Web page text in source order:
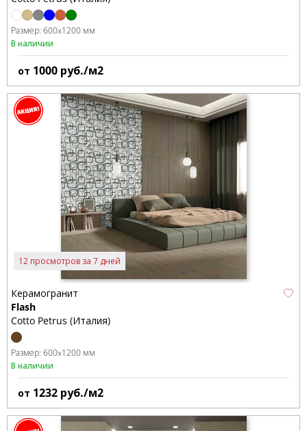
Размер: 600x1200 мм
В наличии
от 1000 руб./м2
12 просмотров за 7 дней
Керамогранит
Flash
Cotto Petrus (Италия)
Размер: 600x1200 мм
В наличии
от 1232 руб./м2